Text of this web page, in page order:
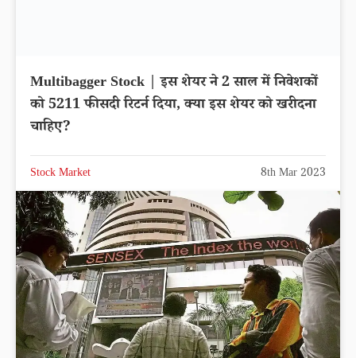
Multibagger Stock | इस शेयर ने 2 साल में निवेशकों
को 5211 फीसदी रिटर्न दिया, क्या इस शेयर को खरीदना
चाहिए?
Stock Market 8th Mar 2023